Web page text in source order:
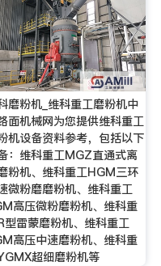
磨粉机_维科重工磨粉机中
面机械网为您提供维科重工
机设备资料参考，包括以下
：维科重工MGZ直通式离
粉机、维科重工HGM三环
微粉磨磨粉机、维科重工
高压微粉磨粉机、维科重
型雷蒙磨粉机、维科重工
高压中速磨粉机、维科重
超细磨粉机等